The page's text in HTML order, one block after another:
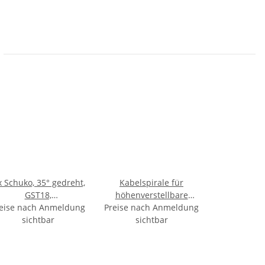
Schuko, 35° gedreht,
GST18,
Steckdosenleiste
nach Anmeldung
sichtbar
Kabelspirale für
höhenverstellbare
Arbeitsplätze bis 130
cm ausziehbar schwarz
Preise nach Anmeldung
sichtbar